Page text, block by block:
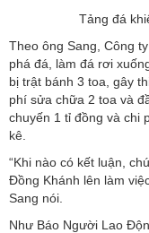
Tảng đá
Theo ông Sang, Công
phá đá, làm đá rơi
bị trật bánh 3 toa, gây
phí sửa chữa 2 toa và
chuyến 1 tỉ đồng và chi
kê.
“Khi nào có kết luận,
Đồng Khánh lên làm
Sang nói.
Như Báo Người Lao